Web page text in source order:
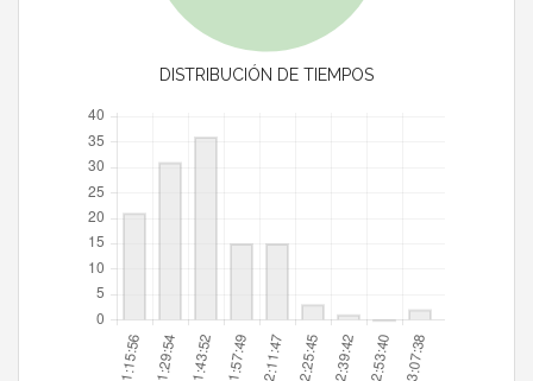
DISTRIBUCIÓN DE TIEMPOS